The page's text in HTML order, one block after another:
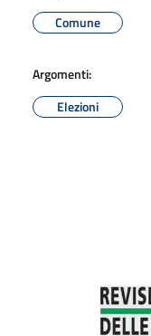
Comune
Argomenti:
Elezioni